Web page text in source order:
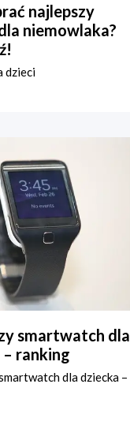
najlepszy
niemowlaka?
dzieci
smartwatch dla
ranking
dla dziecka –